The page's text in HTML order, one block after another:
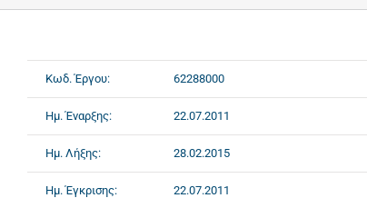
Κωδ. Έργου: 62288000
Ημ. Έναρξης: 22.07.2011
Ημ. Λήξης: 28.02.2015
Ημ. Έγκρισης: 22.07.2011